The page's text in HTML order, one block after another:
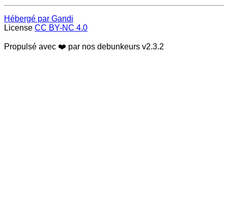
Hébergé par Gandi
License CC BY-NC 4.0
Propulsé avec ❤️ par nos debunkeurs v2.3.2